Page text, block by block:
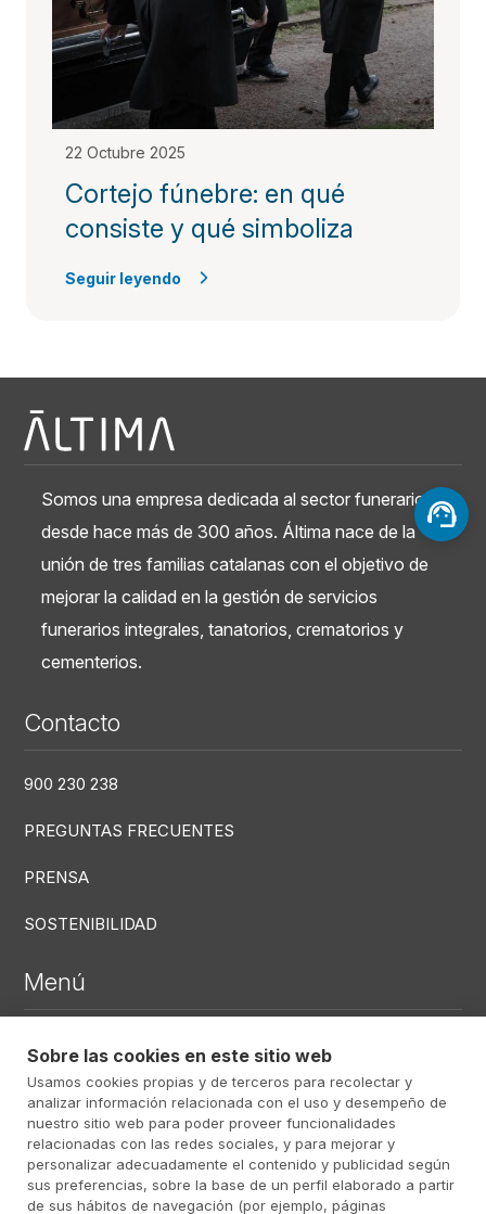
22 Octubre 2025
Cortejo fúnebre: en qué
consiste y qué simboliza
Seguir leyendo
Somos una empresa dedicada al sector funerario
desde hace más de 300 años. Áltima nace de la
unión de tres familias catalanas con el objetivo de
mejorar la calidad en la gestión de servicios
funerarios integrales, tanatorios, crematorios y
cementerios.
Contacto
900 230 238
PREGUNTAS FRECUENTES
PRENSA
SOSTENIBILIDAD
Menú
CENTROS
SERVICIOS
Menú RRSS
Sobre las cookies en este sitio web
Usamos cookies propias y de terceros para recolectar y
analizar información relacionada con el uso y desempeño de
nuestro sitio web para poder proveer funcionalidades
relacionadas con las redes sociales, y para mejorar y
personalizar adecuadamente el contenido y publicidad según
sus preferencias, sobre la base de un perfil elaborado a partir
de sus hábitos de navegación (por ejemplo, páginas